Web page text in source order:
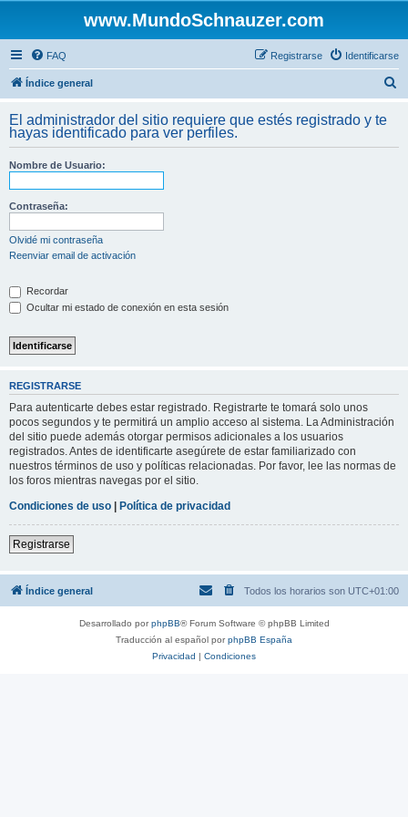
www.MundoSchnauzer.com
FAQ Identificarse
Registrarse
Índice general
c
El administrador del sitio requiere que estés registrado y te
hayas identificado para ver perfiles.
Nombre de Usuario:
Contraseña:
Olvidé mi contraseña
Reenviar email de activación
Recordar
Ocultar mi estado de conexión en esta sesión
REGISTRARSE
Para autenticarte debes estar registrado. Registrarte te tomará solo unos
pocos segundos y te permitirá un amplio acceso al sistema. La Administración
del sitio puede además otorgar permisos adicionales a los usuarios
registrados. Antes de identificarte asegúrete de estar familiarizado con
nuestros términos de uso y políticas relacionadas. Por favor, lee las normas de
los foros mientras navegas por el sitio.
Condiciones de uso | Política de privacidad
Registrarse
Índice general Todos los horarios son UTC+01:00
Desarrollado porphpBB® Forum Software © phpBB Limited
Traducción al español porphpBB España
Privacidad | Condiciones